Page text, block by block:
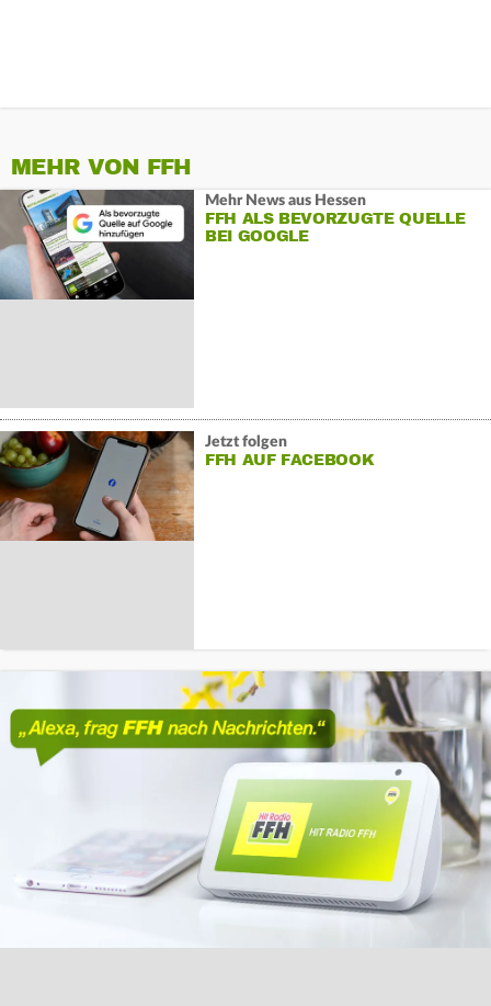
MEHR VON FFH
Mehr News aus Hessen
FFH ALS BEVORZUGTE QUELLE
BEI GOOGLE
Jetzt folgen
FFH AUF FACEBOOK